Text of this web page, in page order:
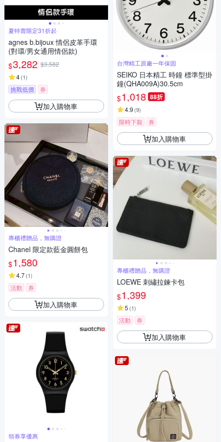
夏特賣限定31折起
agnes b.bijoux 情侶皮革手環
(對環/男女通用情侶款)
$3,282 $3,582
4(1)
挑戰低價 券
加入購物車
專櫃禮贈品，無購證
Chanel 限定款藍金圓餅包
$1,580
4.7(1)
活動 券
加入購物車
領券享優惠
台灣精工原廠一年保固
SEIKO 日本精工 時鐘 標準型掛
鐘(QHA009A)30.5cm
$1,018 88折
4.9 (9)
限時下殺 券
加入購物車
專櫃禮贈品，無購證
LOEWE 刺繡拉鍊卡包
$1,399
5 (1)
活動 券
加入購物車